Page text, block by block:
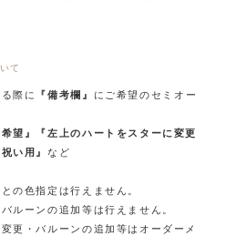
て
際に 『備考欄』
にご希望のセミオー
望』『左上のハートをスターに変更
い用』など
の色指定は行えません。
ルーンの追加等は行えません。
更・バルーンの追加等はオーダーメ